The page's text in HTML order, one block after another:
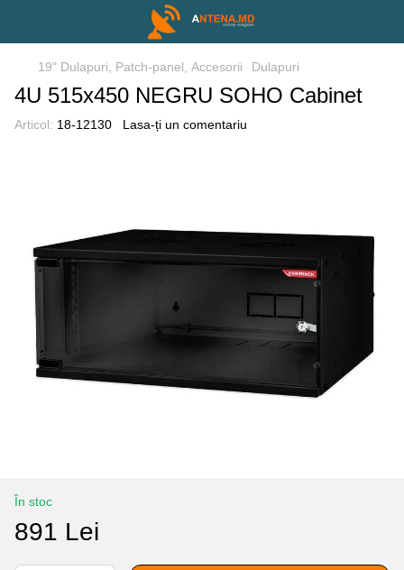
19" Dulapuri, Patch-panel, Аccesorii Dulapuri
4U 515x450 NEGRU SOHO Cabinet
Articol: 18-12130 Lasa-ți un comentariu
În stoc
891 Lei